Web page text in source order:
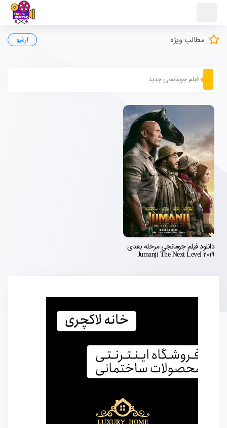
مطالب ویژه آرشیو
فیلم جومانجی جدید
دانلود فیلم جومانجی مرحله بعدی
Jumanji The Next Level 2019